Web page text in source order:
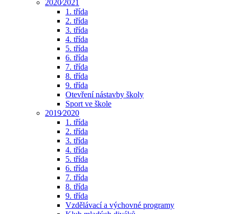
2020⁄2021
1. třída
2. třída
3. třída
4. třída
5. třída
6. třída
7. třída
8. třída
9. třída
Otevření nástavby školy
Sport ve škole
2019⁄2020
1. třída
2. třída
3. třída
4. třída
5. třída
6. třída
7. třída
8. třída
9. třída
Vzdělávací a výchovné programy